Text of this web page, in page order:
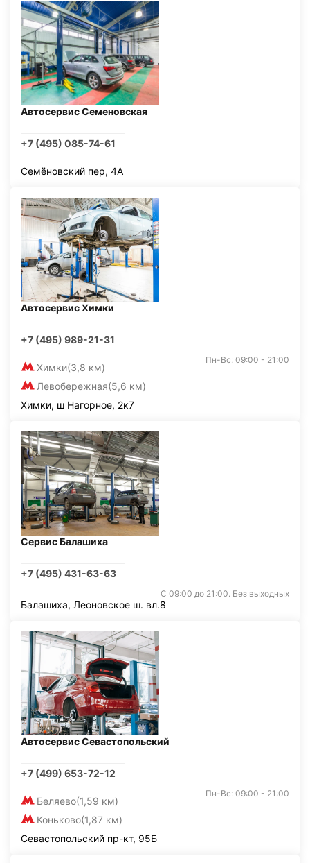
Автосервис Семеновская
+7 (495) 085-74-61
Семёновский пер, 4А
Автосервис Химки
+7 (495) 989-21-31
Химки(3,8 км)
Левобережная(5,6 км)
Пн-Вс: 09:00 - 21:00
Химки, ш Нагорное, 2к7
Сервис Балашиха
+7 (495) 431-63-63
С 09:00 до 21:00. Без выходных
Балашиха, Леоновское ш. вл.8
Автосервис Севастопольский
+7 (499) 653-72-12
Беляево(1,59 км)
Коньково(1,87 км)
Пн-Вс: 09:00 - 21:00
Севастопольский пр-кт, 95Б